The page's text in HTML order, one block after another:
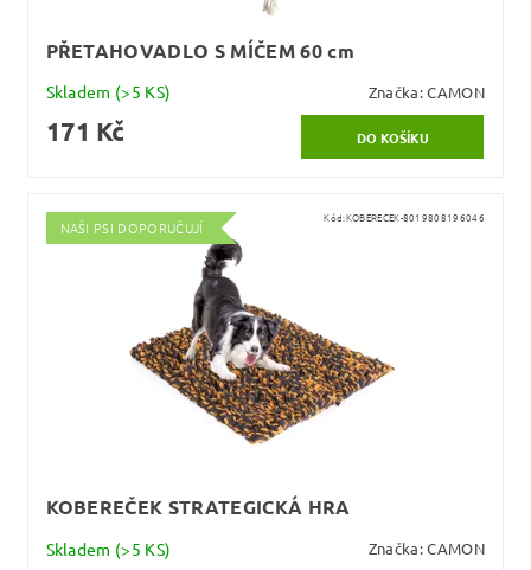
PŘETAHOVADLO S MÍČEM 60 cm
Skladem (>5 KS) Značka:CAMON
171 Kč
NAŠI PSI DOPORUČUJÍ
Kód:KOBERECEK-8019808196046
KOBEREČEK STRATEGICKÁ HRA
Skladem (>5 KS) Značka:CAMON